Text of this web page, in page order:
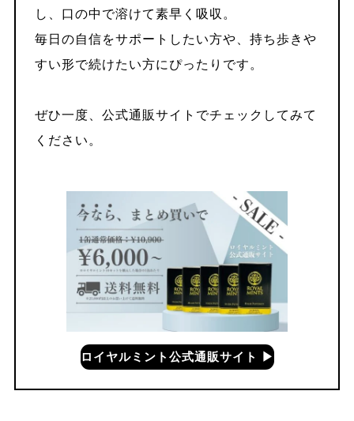
し、口の中で溶けて素早く吸収。
毎日の自信をサポートしたい方や、持ち歩きや
すい形で続けたい方にぴったりです。
ぜひ一度、公式通販サイトでチェックしてみて
ください。
ロイヤルミント公式通販サイト ▶︎